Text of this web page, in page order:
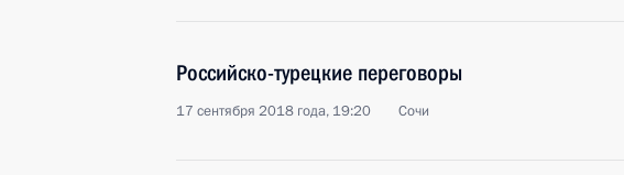
Российско-турецкие переговоры
17 сентября 2018 года, 19:20 Сочи